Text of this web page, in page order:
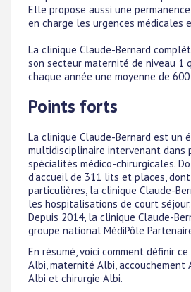
Elle propose aussi une
en charge les urgences médicales
La clinique Claude-Bernard
son secteur maternité de niveau 1
chaque année une moyenne de
Points forts
La clinique Claude-Bernard est un
multidisciplinaire intervenant dans
spécialités médico-chirurgicales.
d'accueil de 311 lits et places,
particulières, la clinique Claude-
les hospitalisations de court séjour.
Depuis 2014, la clinique Claude-
groupe national MédiPôle
En résumé, voici comment définir
Albi, maternité Albi, accouchement
Albi et chirurgie Albi.